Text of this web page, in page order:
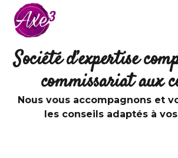
Aller au contenu
Société d’expertise
commissariat aux
Nous vous accompagnons et
les conseils adaptés à